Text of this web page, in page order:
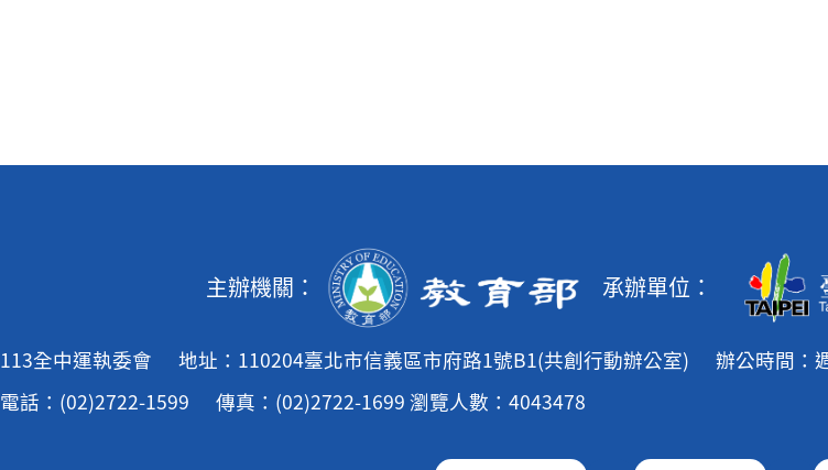
主辦機關： 承辦單位：
113全中運執委會 地址：110204臺北市信義區市府路1號B1(共創行動辦公室) 辦公時間：
電話：(02)2722-1599
傳真：(02)2722-1699 瀏覽人數：4043478